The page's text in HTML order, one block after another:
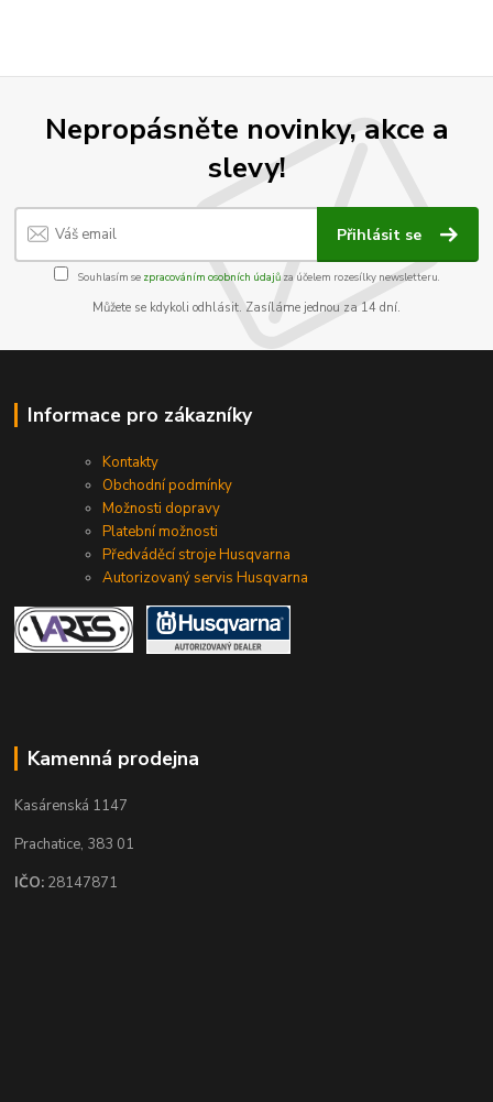
Nepropásněte novinky, akce a
slevy!
Přihlásit se
Souhlasím se zpracováním osobních údajůza účelem rozesílky newsletteru.
Můžete se kdykoli odhlásit. Zasíláme jednou za 14 dní.
Informace pro zákazníky
Kontakty
Obchodní podmínky
Možnosti dopravy
Platební možnosti
Předváděcí stroje Husqvarna
Autorizovaný servis Husqvarna
Kamenná prodejna
Kasárenská 1147
Prachatice, 383 01
IČO: 28147871